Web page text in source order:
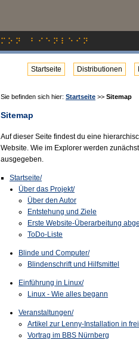
Startseite Distributionen
Sie befinden sich hier: Startseite >> Sitemap
Sitemap
Auf dieser Seite findest du eine
Website. Wie im Explorer werden
ausgegeben.
Startseite/
Über das Projekt/
Über den Autor
Entstehung und Ziele
Erste Website-Überarbeitung
ToDo-Liste
Blinde und Computer/
Blindenschrift und Hilfsmittel
Einführung in Linux/
Linux - Wie alles begann
Veranstaltungen/
Artikel zur Lenny-Installation in
Vortrag im BBS Nürnberg